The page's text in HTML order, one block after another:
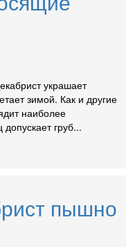
украшает
зимой. Как и другие
наиболее
груб...
пышно